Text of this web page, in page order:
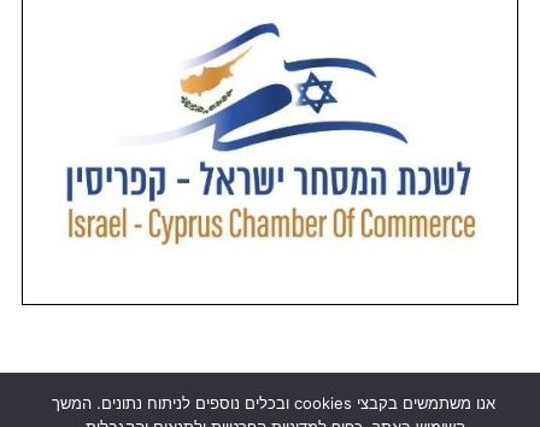
אנו משתמשים בקבצי cookies ובכלים נוספים לניתוח נתונים. המשך